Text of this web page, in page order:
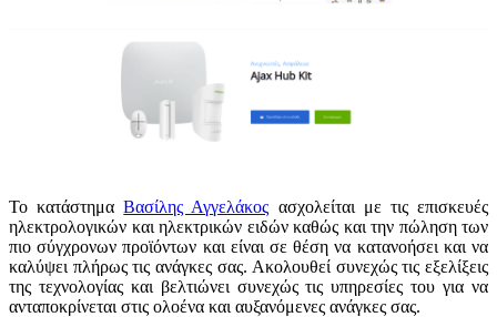
Το κατάστημαΒασίλης Αγγελάκος ασχολείται με τις επισκευές
ηλεκτρολογικών και ηλεκτρικών ειδών καθώς και την πώληση των
πιο σύγχρονων προϊόντων και είναι σε θέση να κατανοήσει και να
καλύψει πλήρως τις ανάγκες σας. Ακολουθεί συνεχώς τις εξελίξεις
της τεχνολογίας και βελτιώνει συνεχώς τις υπηρεσίες του για να
ανταποκρίνεται στις ολοένα και αυξανόμενες ανάγκες σας.